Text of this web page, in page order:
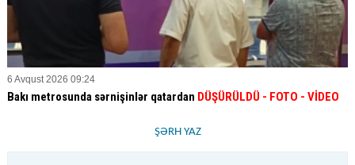
6 Avqust 2026 09:24
Bakı metrosunda sərnişinlər qatardan DÜŞÜRÜLDÜ - FOTO - VİDEO
ŞƏRH YAZ